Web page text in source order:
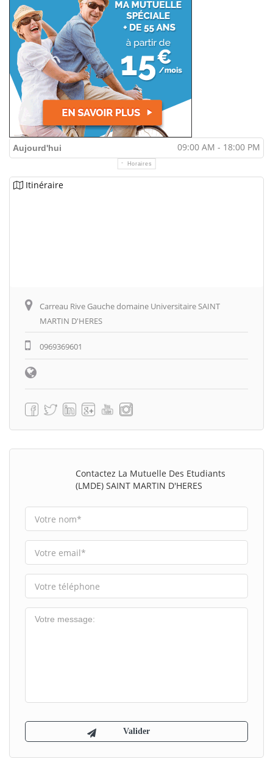
Aujourd'hui 09:00 AM - 18:00 PM
Horaires
Itinéraire
Carreau Rive Gauche domaine Universitaire SAINT
MARTIN D'HERES
0969369601
Contactez La Mutuelle Des Etudiants
(LMDE) SAINT MARTIN D'HERES